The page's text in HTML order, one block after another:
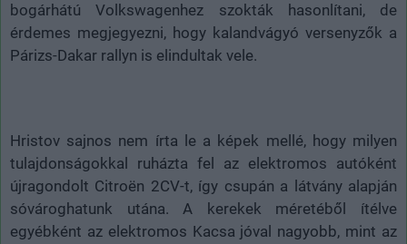
bogárhátú Volkswagenhez szokták hasonlítani, de
érdemes megjegyezni, hogy kalandvágyó versenyzők a
Párizs-Dakar rallyn is elindultak vele.
Hristov sajnos nem írta le a képek mellé, hogy milyen
tulajdonságokkal ruházta fel az elektromos autóként
újragondolt Citroën 2CV-t, így csupán a látvány alapján
sóvároghatunk utána. A kerekek méretéből ítélve
egyébként az elektromos Kacsa jóval nagyobb, mint az